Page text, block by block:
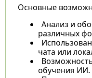
Основные
Анализ и
различных
чата или
обучения ИИ.